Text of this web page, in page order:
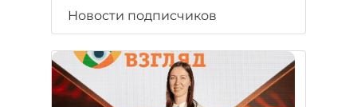
Новости подписчиков